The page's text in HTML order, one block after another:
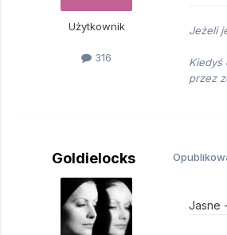
Użytkownik
316
Jeżeli
Kiedyś
przez
Goldielocks
Jasne